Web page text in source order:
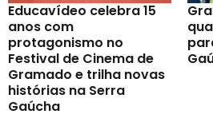
Educavídeo celebra 15
anos com
protagonismo no
Festival de Cinema de
Gramado e trilha novas
histórias na Serra
Gaúcha